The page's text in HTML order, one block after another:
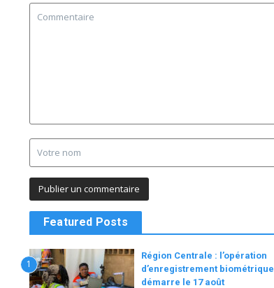
Featured Posts
1
Région Centrale : l’opération
d’enregistrement biométrique
démarre le 17 août